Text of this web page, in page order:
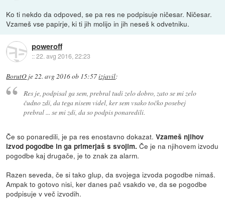
Ko ti nekdo da odpoved, se pa res ne podpisuje ničesar. Ničesar.
Vzameš vse papirje, ki ti jih molijo in jih neseš k odvetniku.
poweroff
::22. avg 2016, 22:23
BorutO je22. avg 2016 ob 15:57izjavil:
Res je, podpisal ga sem, prebral tudi zelo dobro, zato se mi zelo
čudno zdi, da tega nisem videl, ker sem vsako točko posebej
prebral ... se mi zdi, da so podpis ponaredili.
Če so ponaredili, je pa res enostavno dokazat.Vzameš njihov
izvod pogodbe in ga primerjaš s svojim. Če je na njihovem izvodu
pogodbe kaj drugače, je to znak za alarm.
Razen seveda, če si tako glup, da svojega izvoda pogodbe nimaš.
Ampak to gotovo nisi, ker danes pač vsakdo ve, da se pogodbe
podpisuje v več izvodih.